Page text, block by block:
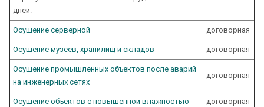
дней.
Осушение серверной договорная
Осушение музеев, хранилищ и складов договорная
Осушение промышленных объектов после аварий
на инженерных сетях
договорная
Осушение объектов с повышенной влажностью договорная